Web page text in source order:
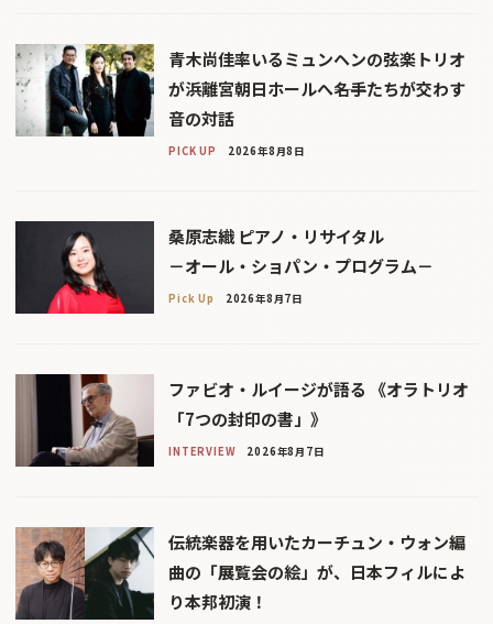
青木尚佳率いるミュンヘンの弦楽トリオ
が浜離宮朝日ホールへ――名手たちが交わす
音の対話
PICK UP 2026年8月8日
桑原志織 ピアノ・リサイタル
－オール・ショパン・プログラム－
Pick Up 2026年8月7日
ファビオ・ルイージが語る 《オラトリオ
「7つの封印の書」》
INTERVIEW 2026年8月7日
伝統楽器を用いたカーチュン・ウォン編
曲の「展覧会の絵」が、日本フィルによ
り本邦初演！